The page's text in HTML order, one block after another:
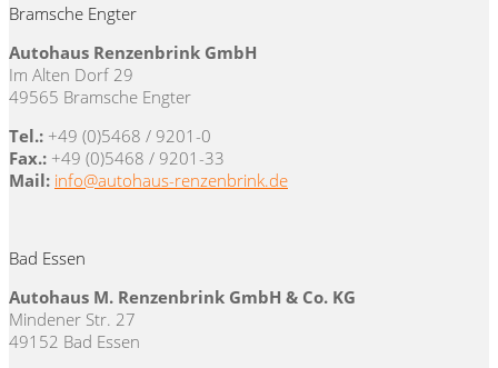
Bramsche Engter
Autohaus Renzenbrink GmbH
Im Alten Dorf 29
49565 Bramsche Engter
Tel.: +49 (0)5468 / 9201-0
Fax.: +49 (0)5468 / 9201-33
Mail: info@autohaus-renzenbrink.de
Bad Essen
Autohaus M. Renzenbrink GmbH & Co. KG
Mindener Str. 27
49152 Bad Essen